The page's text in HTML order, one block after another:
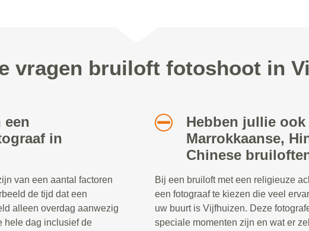
vragen bruiloft fotoshoot in
een
in
van een aantal factoren
de tijd dat een
alleen overdag aanwezig
hele dag inclusief de
Hebben jullie
Marrokkaanse,
Chinese
Bij een bruiloft met een religieuze
een fotograaf te kiezen die veel
uw buurt is Vijfhuizen. Deze
speciale momenten zijn en wat er